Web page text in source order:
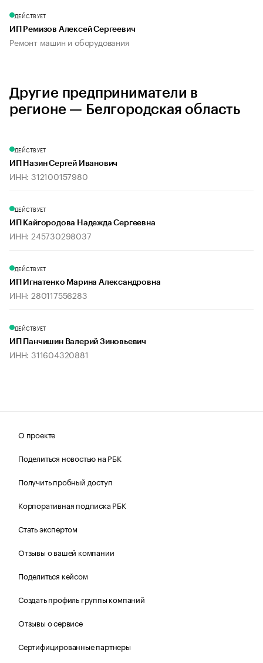
ДЕЙСТВУЕТ
ИП Ремизов Алексей Сергеевич
Ремонт машин и оборудования
Другие предприниматели в
регионе — Белгородская область
ДЕЙСТВУЕТ
ИП Назин Сергей Иванович
ИНН: 312100157980
ДЕЙСТВУЕТ
ИП Кайгородова Надежда Сергеевна
ИНН: 245730298037
ДЕЙСТВУЕТ
ИП Игнатенко Марина Александровна
ИНН: 280117556283
ДЕЙСТВУЕТ
ИП Панчишин Валерий Зиновьевич
ИНН: 311604320881
О проекте
Поделиться новостью на РБК
Получить пробный доступ
Корпоративная подписка РБК
Стать экспертом
Отзывы о вашей компании
Поделиться кейсом
Создать профиль группы компаний
Отзывы о сервисе
Сертифицированные партнеры